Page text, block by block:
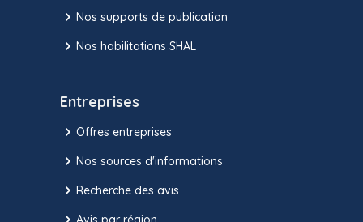
Nos supports de publication
Nos habilitations SHAL
Entreprises
Offres entreprises
Nos sources d'informations
Recherche des avis